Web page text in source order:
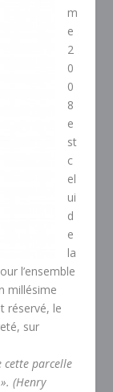
m
e
2
0
0
8
e
st
c
el
ui
d
e
la
l’ensemble
millésime
réservé, le
sur
cette parcelle
(Henry